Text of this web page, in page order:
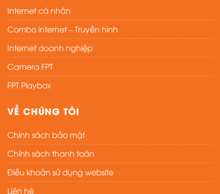
Internet cá nhân
Combo internet – Truyền hình
Internet doanh nghiệp
Camera FPT
FPT Playbox
VỀ CHÚNG TÔI
Chính sách bảo mật
Chính sách thanh toán
Điều khoản sử dụng website
Liên hệ